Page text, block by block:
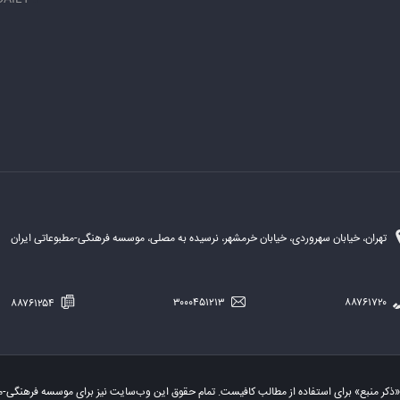
تهران، خیابان سهروردی، خیابان خرمشهر، نرسیده به مصلی، موسسه فرهنگی-مطبوعاتی ایران
«ذکر منبع» برای استفاده از مطالب کافیست. تمام حقوق این وب‌سایت نیز برای موسسه